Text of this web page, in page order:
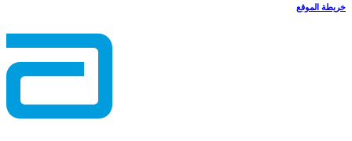
خريطة الموقع